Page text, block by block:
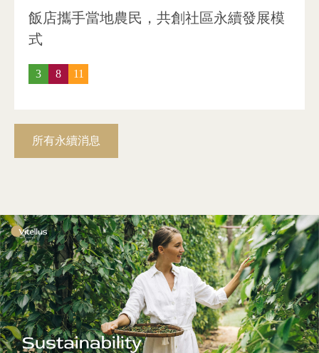
飯店攜手當地農民，共創社區永續發展模
式
3 8 11
所有永續消息